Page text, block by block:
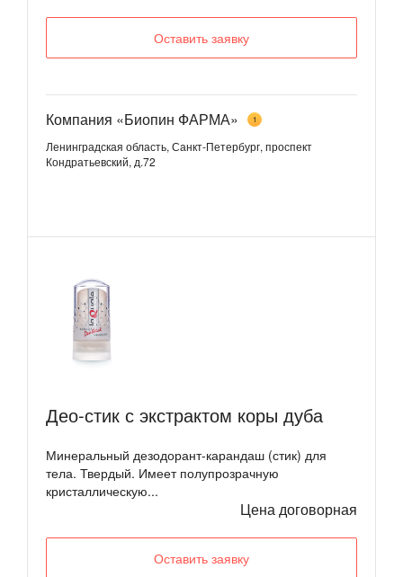
Оставить заявку
Компания «Биопин ФАРМА» 1
Ленинградская область, Санкт-Петербург, проспект
Кондратьевский, д.72
Део-стик с экстрактом коры дуба
Минеральный дезодорант-карандаш (стик) для
тела. Твердый. Имеет полупрозрачную
кристаллическую...
Цена договорная
Оставить заявку